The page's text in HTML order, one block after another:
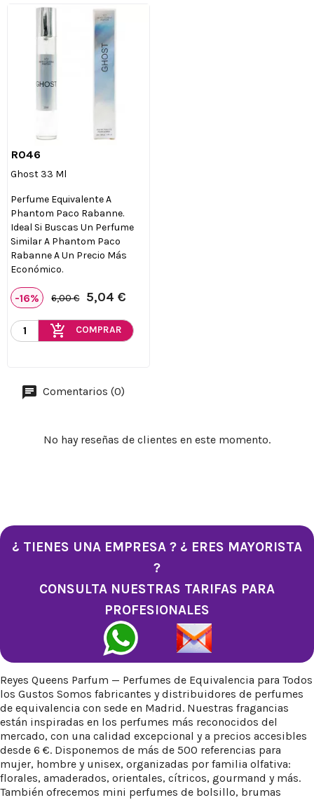

R046
Ghost 33 Ml
Perfume Equivalente A
Phantom Paco Rabanne.
Ideal Si Buscas Un Perfume
Similar A Phantom Paco
Rabanne A Un Precio Más
Económico.
-16% 6,00 € 5,04 €
add_shopping_cart COMPRAR
Comentarios (0)
No hay reseñas de clientes en este momento.
¿ TIENES UNA EMPRESA ? ¿ ERES MAYORISTA
?
CONSULTA NUESTRAS TARIFAS PARA
PROFESIONALES
Reyes Queens Parfum — Perfumes de Equivalencia para Todos
los Gustos Somos fabricantes y distribuidores de perfumes
de equivalencia con sede en Madrid. Nuestras fragancias
están inspiradas en los perfumes más reconocidos del
mercado, con una calidad excepcional y a precios accesibles
desde 6 €. Disponemos de más de 500 referencias para
mujer, hombre y unisex, organizadas por familia olfativa:
florales, amaderados, orientales, cítricos, gourmand y más.
También ofrecemos mini perfumes de bolsillo, brumas